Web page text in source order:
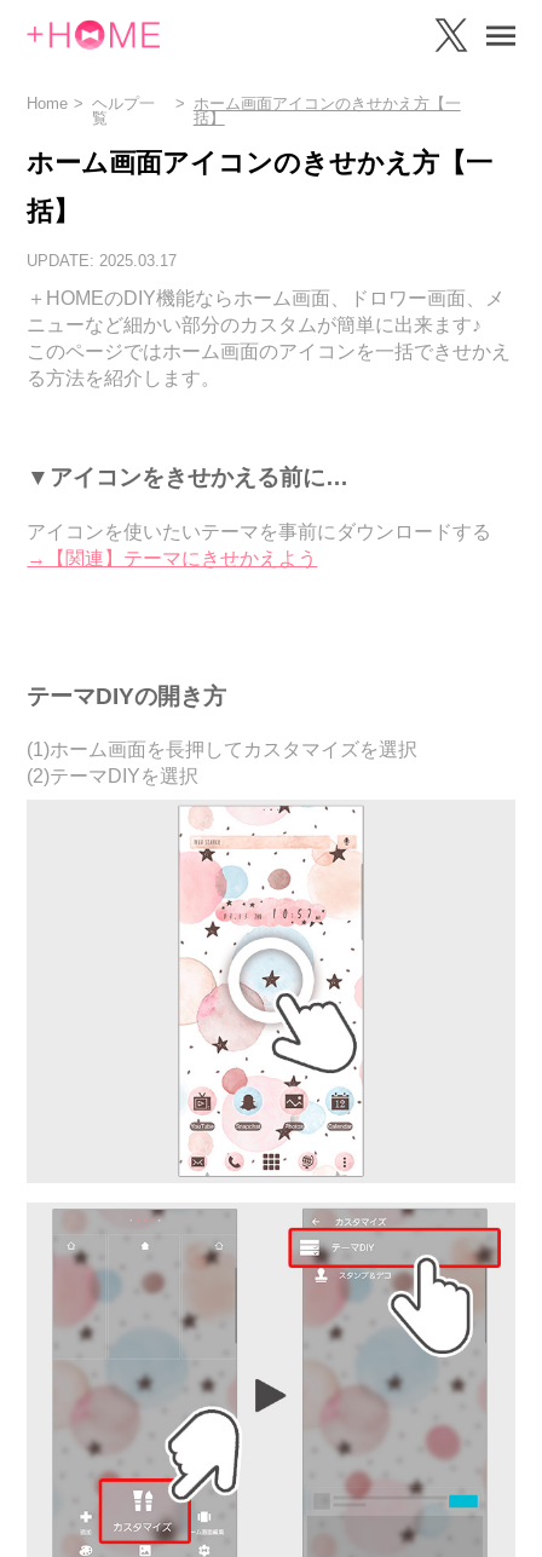
Home
ヘルプ一
覧
ホーム画面アイコンのきせかえ方【一
括】
ホーム画面アイコンのきせかえ方【一
括】
UPDATE: 2025.03.17
＋HOMEのDIY機能ならホーム画面、ドロワー画面、メ
ニューなど細かい部分のカスタムが簡単に出来ます♪
このページではホーム画面のアイコンを一括できせかえ
る方法を紹介します。
▼アイコンをきせかえる前に…
アイコンを使いたいテーマを事前にダウンロードする
→【関連】テーマにきせかえよう
テーマDIYの開き方
(1)ホーム画面を長押してカスタマイズを選択
(2)テーマDIYを選択